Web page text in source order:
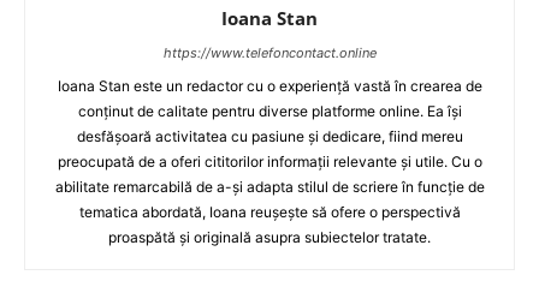
Ioana Stan
https://www.telefoncontact.online
Ioana Stan este un redactor cu o experiență vastă în crearea de
conținut de calitate pentru diverse platforme online. Ea își
desfășoară activitatea cu pasiune și dedicare, fiind mereu
preocupată de a oferi cititorilor informații relevante și utile. Cu o
abilitate remarcabilă de a-și adapta stilul de scriere în funcție de
tematica abordată, Ioana reușește să ofere o perspectivă
proaspătă și originală asupra subiectelor tratate.